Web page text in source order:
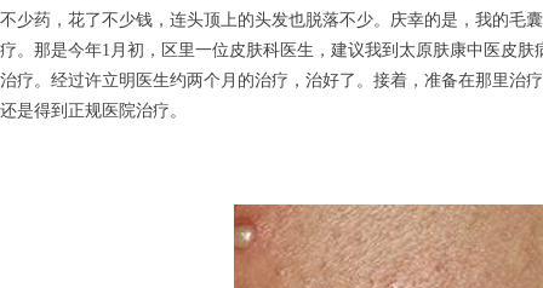
不少药，花了不少钱，连头顶上的头发也脱落不少。庆幸的是，我的毛
疗。那是今年1月初，区里一位皮肤科医生，建议我到太原肤康中医皮
治疗。经过许立明医生约两个月的治疗，治好了。接着，准备在那里治
还是得到正规医院治疗。